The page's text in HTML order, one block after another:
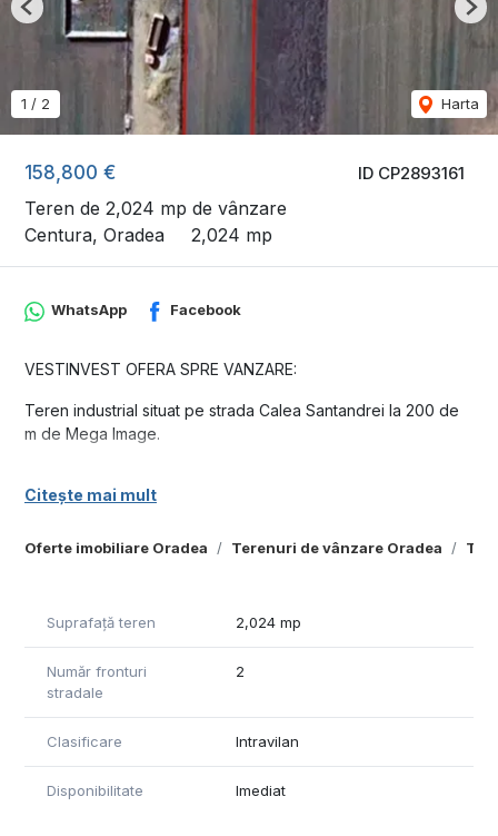
ID CP2893161
158,800 €
Teren de 2,024 mp de vânzare
Centura, Oradea
2,024 mp
1 / 2 Harta
Previous
Oferte imobiliare Oradea Terenuri de vânzare Oradea
WhatsApp Facebook
VESTINVEST OFERA SPRE VANZARE:
Teren industrial situat pe strada Calea Santandrei la 200 de
m de Mega Image.
Front 2 : 14.5 mp
Pret:158.800 euro
Id intern: 620
Nr. de telefon: 0371-780-037
Citește mai mult
Suprafață teren 2,024 mp
Număr fronturi
stradale
2
Clasificare Intravilan
Disponibilitate Imediat